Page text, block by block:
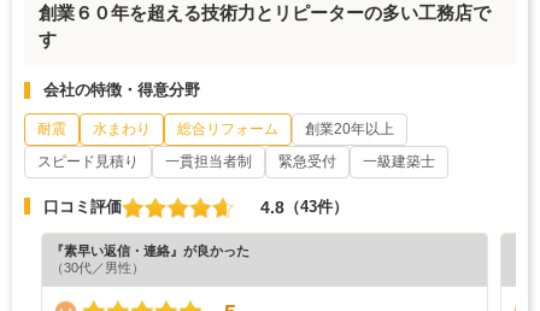
創業６０年を超える技術力とリピーターの多い工務店で
す
会社の特徴・得意分野
耐震 水まわり 総合リフォーム
創業20年以上
スピード見積り
一貫担当者制 緊急受付 一級建築士
口コミ評価 4.8 （43件）
『素早い返信・連絡』が良かった
（30代／男性）